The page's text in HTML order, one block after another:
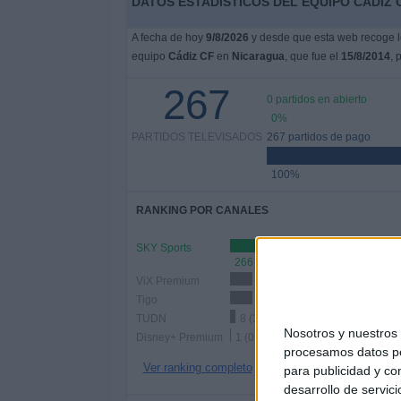
Nosotros y
procesamos datos
para publicidad y
desarrollo de
A fecha de hoy 9/8/2026 y desde que esta web recoge
equipo Cádiz CFen Nicaragua, que fue el 15/8/2014,
267
PARTIDOS TELEVISADOS
0 partidos en abierto
0%
267 partidos de pago
100%
RANKING POR CANALES
SKY Sports
266 (99.63%)
ViX Premium
Tigo
TUDN
8 (3%)
Disney+ Premium
1 (0.37%)
Ver ranking completo